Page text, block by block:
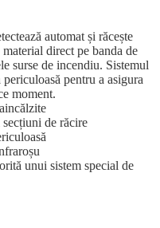
automat și răcește
direct pe banda de
surse de incendiu. Sistemul
pentru a asigura
moment.
de răcire
unui sistem special de